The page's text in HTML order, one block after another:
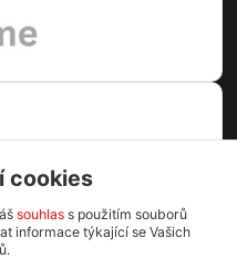
cookies
souhlass použitím souborů
informace týkající se Vašich